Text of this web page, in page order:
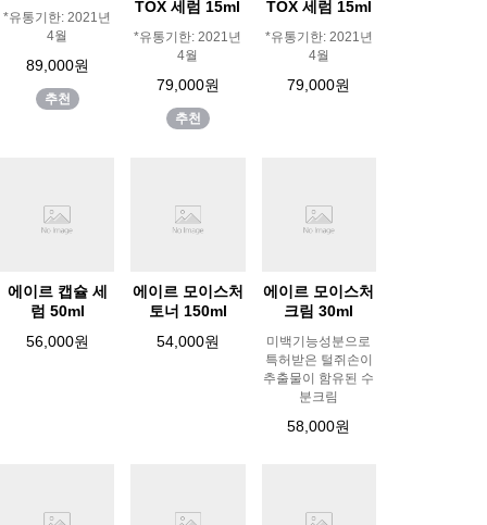
*유통기한: 2021년
4월
89,000원
추천
TOX 세럼 15ml
*유통기한: 2021년
4월
79,000원
추천
TOX 세럼 15ml
*유통기한: 2021년
4월
79,000원
에이르 캡슐 세
럼 50ml
56,000원
에이르 모이스처
토너 150ml
54,000원
에이르 모이스처
크림 30ml
미백기능성분으로
특허받은 털쥐손이
추출물이 함유된 수
분크림
58,000원